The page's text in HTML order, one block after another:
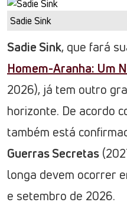
Sadie Sink
Sadie Sink, que fará
Homem-Aranha: Um
2026), já tem outro
horizonte. De acordo
também está
Guerras Secretas
longa devem ocorrer
e setembro de 2026.